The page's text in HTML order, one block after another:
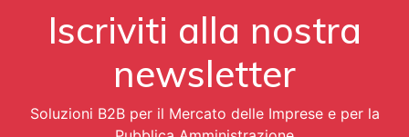
Iscriviti alla nostra
newsletter
Soluzioni B2B per il Mercato delle Imprese e per la